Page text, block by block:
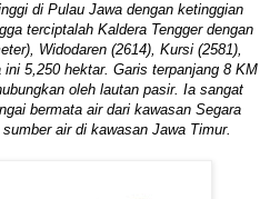
di Pulau Jawa dengan ketinggian
terciptalah Kaldera Tengger dengan
Widodaren (2614), Kursi (2581),
5,250 hektar. Garis terpanjang 8 KM
oleh lautan pasir. Ia sangat
bermata air dari kawasan Segara
air di kawasan Jawa Timur.